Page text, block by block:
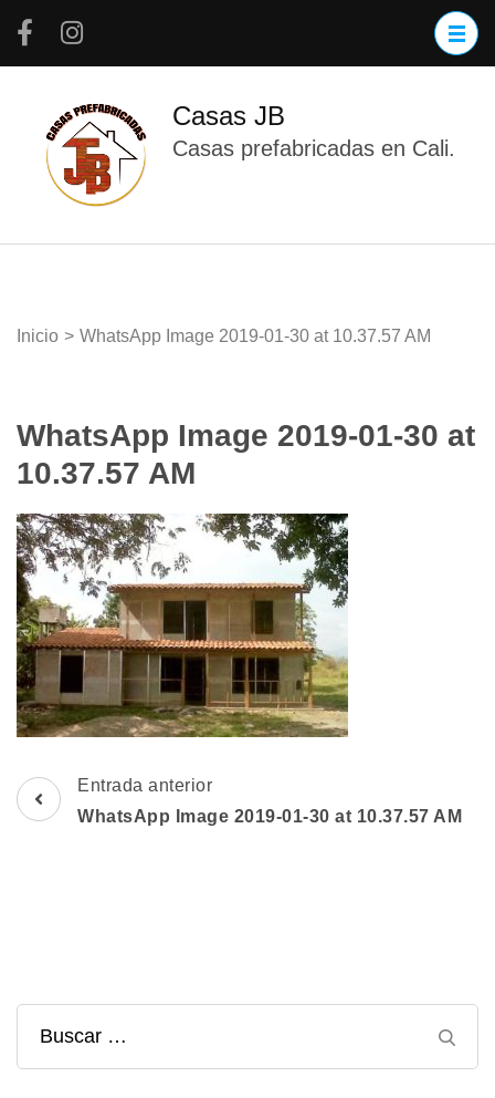
Saltar
(presiona
Casas JB
Casas prefabricadas en Cali.
Inicio > WhatsApp Image 2019-01-30 at 10.37.57 AM
WhatsApp Image 2019-01-30 at
10.37.57 AM
Navegación
de
Entrada anterior
WhatsApp Image 2019-01-30 at 10.37.57 AM
Buscar: